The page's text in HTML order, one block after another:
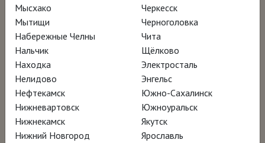
2017, Великобритания, 79 мин.
фильм-выставка
Язык: английский
Перевод: русский закадровый перевод
РАСПИСАНИЕ
Мысхако
Мытищи
Набережные Челны
Нальчик
Находка
Нелидово
Нефтекамск
Нижневартовск
Нижнекамск
Нижний Новгород
Черкесск
Черноголовка
Чита
Щёлково
Электросталь
Энгельс
Южно-Сахалинск
Южноуральск
Якутск
Ярославль